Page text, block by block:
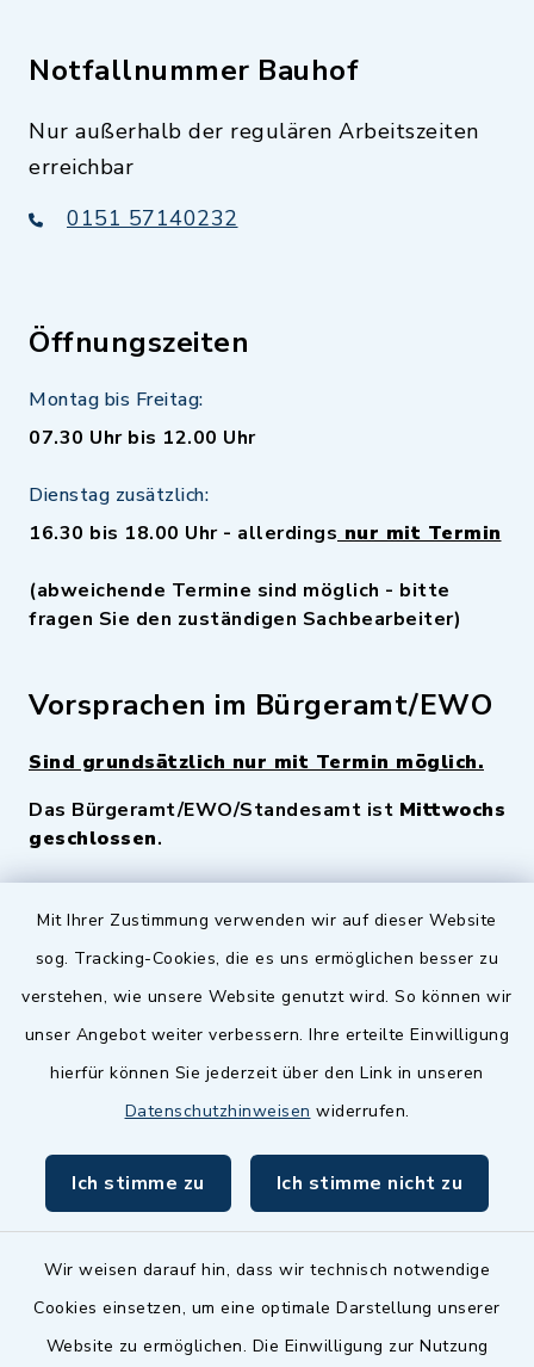
Mit Ihrer Zustimmung verwenden wir auf dieser Website
sog. Tracking-Cookies, die es uns ermöglichen besser zu
verstehen, wie unsere Website genutzt wird. So können wir
unser Angebot weiter verbessern. Ihre erteilte Einwilligung
hierfür können Sie jederzeit über den Link in unseren
Datenschutzhinweisen widerrufen.
Ich stimme zu Ich stimme nicht zu
Wir weisen darauf hin, dass wir technisch notwendige
Cookies einsetzen, um eine optimale Darstellung unserer
Website zu ermöglichen. Die Einwilligung zur Nutzung
Notfallnummer Bauhof
Nur außerhalb der regulären Arbeitszeiten
erreichbar
0151 57140232
Öffnungszeiten
Montag bis Freitag:
07.30 Uhr bis 12.00 Uhr
Dienstag zusätzlich:
16.30 bis 18.00 Uhr - allerdings nur mit Termin
(abweichende Termine sind möglich - bitte
fragen Sie den zuständigen Sachbearbeiter)
Vorsprachen im Bürgeramt/EWO
Sind grundsätzlich nur mit Termin möglich.
Das Bürgeramt/EWO/Standesamt ist Mittwochs
geschlossen.
Quicklinks
Zenngrund Allianz
Dillenberggruppe
inixmedia GmbH